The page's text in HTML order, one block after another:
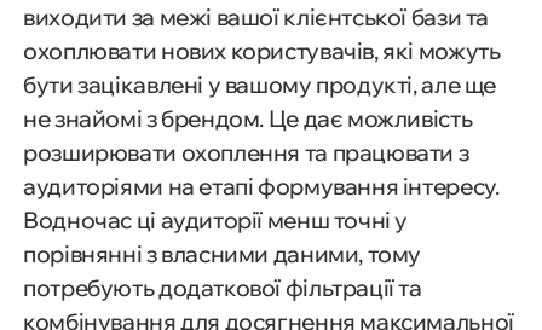
виходити за межі вашої клієнтської бази та
охоплювати нових користувачів, які можуть
бути зацікавлені у вашому продукті, але ще
не знайомі з брендом. Це дає можливість
розширювати охоплення та працювати з
аудиторіями на етапі формування інтересу.
Водночас ці аудиторії менш точні у
порівнянні з власними даними, тому
потребують додаткової фільтрації та
комбінування для досягнення максимальної